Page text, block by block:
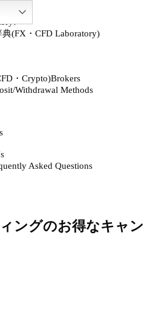
・Crypto)Brokers
Withdrawal Methods
Asked Questions
ングのお得なキャン